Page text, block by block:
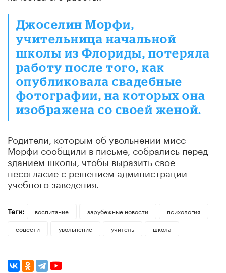
Джоселин Морфи,
учительница начальной
школы из Флориды, потеряла
работу после того, как
опубликовала свадебные
фотографии, на которых она
изображена со своей женой.
Родители, которым об увольнении мисс
Морфи сообщили в письме, собрались перед
зданием школы, чтобы выразить свое
несогласие с решением администрации
учебного заведения.
Теги: воспитание зарубежные новости
психология
соцсети
увольнение учитель школа